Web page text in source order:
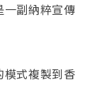
副納粹宣傳
模式複製到香